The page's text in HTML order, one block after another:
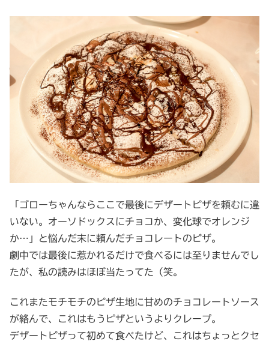
「ゴローちゃんならここで最後にデザートピザを頼むに違
いない。オーソドックスにチョコか、変化球でオレンジ
か…」と悩んだ末に頼んだチョコレートのピザ。
劇中では最後に惹かれるだけで食べるには至りませんでし
たが、私の読みはほぼ当たってた（笑。
これまたモチモチのピザ生地に甘めのチョコレートソース
が絡んで、これはもうピザというよりクレープ。
デザートピザって初めて食べたけど、これはちょっとクセ